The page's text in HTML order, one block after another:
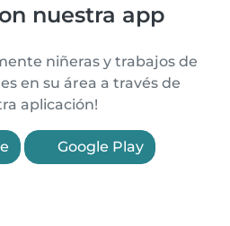
nuestra app
niñeras y trabajos de
en su área a través de
aplicación!
Google Play